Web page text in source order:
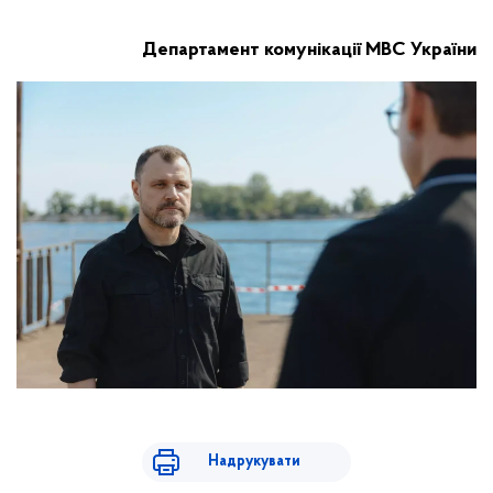
Департамент комунікації МВС України
Надрукувати